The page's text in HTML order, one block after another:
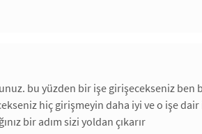
bu yüzden bir işe girişecekseniz ben
hiç girişmeyin daha iyi ve o işe
bir adım sizi yoldan çıkarır